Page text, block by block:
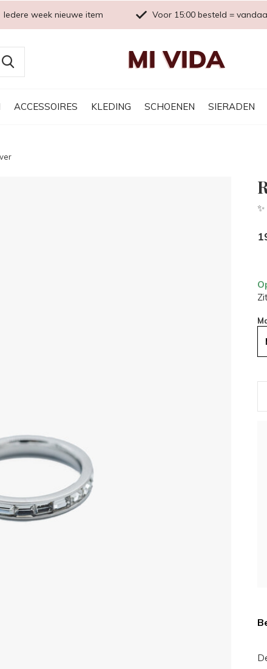
ACCESSOIRES KLEDING SCHOENEN SIERADEN
Iedere week nieuwe item Voor 15:00 besteld =